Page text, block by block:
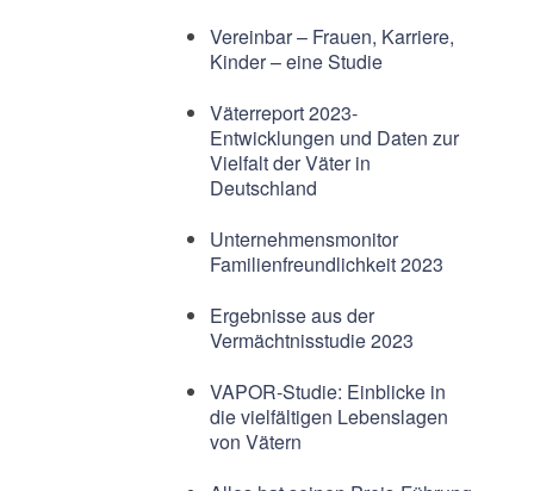
Vereinbar – Frauen, Karriere,
Kinder – eine Studie
Väterreport 2023-
Entwicklungen und Daten zur
Vielfalt der Väter in
Deutschland
Unternehmensmonitor
Familienfreundlichkeit 2023
Ergebnisse aus der
Vermächtnisstudie 2023
VAPOR-Studie: Einblicke in
die vielfältigen Lebenslagen
von Vätern